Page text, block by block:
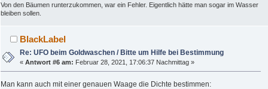
Von den Bäumen runterzukommen, war ein Fehler. Eigentlich hätte man sogar im Wasser
bleiben sollen.
BlackLabel
Re: UFO beim Goldwaschen / Bitte um Hilfe bei Bestimmung
«Antwort #6 am: Februar 28, 2021, 17:06:37 Nachmittag »
Man kann auch mit einer genauen Waage die Dichte bestimmen: